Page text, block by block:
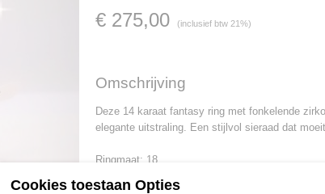
€ 275,00 (inclusief btw 21%)
Omschrijving
Deze 14 karaat fantasy ring met fonkelende
elegante uitstraling. Een stijlvol sieraad dat
Ringmaat: 18
Cookies toestaan Opties